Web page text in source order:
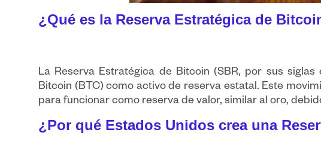
¿Qué es la Reserva Estratégica de
La Reserva Estratégica de Bitcoin (SBR, por sus
Bitcoin (BTC) como activo de reserva estatal. Este
para funcionar como reserva de valor, similar al oro,
¿Por qué Estados Unidos crea una